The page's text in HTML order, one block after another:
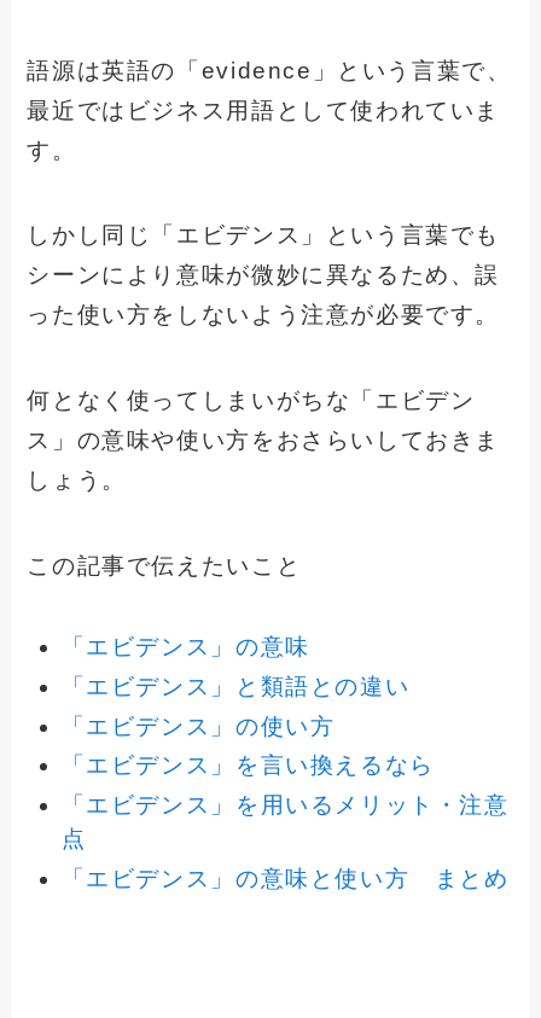
語源は英語の「evidence」という言葉で、
最近ではビジネス用語として使われていま
す。
しかし同じ「エビデンス」という言葉でも
シーンにより意味が微妙に異なるため、誤
った使い方をしないよう注意が必要です。
何となく使ってしまいがちな「エビデン
ス」の意味や使い方をおさらいしておきま
しょう。
この記事で伝えたいこと
「エビデンス」の意味
「エビデンス」と類語との違い
「エビデンス」の使い方
「エビデンス」を言い換えるなら
「エビデンス」を用いるメリット・注意
点
「エビデンス」の意味と使い方 まとめ